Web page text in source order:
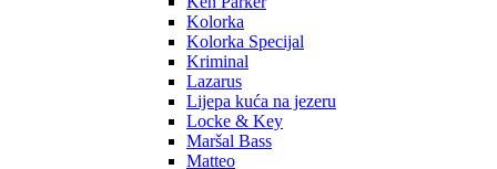
Kolorka
Kolorka Specijal
Kriminal
Lazarus
Lijepa kuća na jezeru
Locke & Key
Maršal Bass
Matteo